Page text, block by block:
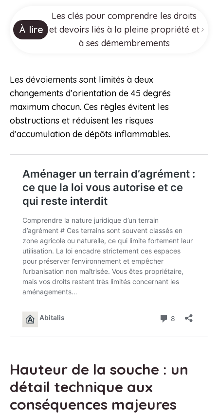
À lire
Les clés pour comprendre les droits
et devoirs liés à la pleine propriété et
à ses démembrements
Les dévoiements sont limités à deux
changements d’orientation de 45 degrés
maximum chacun. Ces règles évitent les
obstructions et réduisent les risques
d’accumulation de dépôts inflammables.
Hauteur de la souche : un
détail technique aux
conséquences majeures